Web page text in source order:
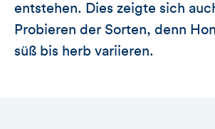
entstehen. Dies zeigte sich
Probieren der Sorten, denn
süß bis herb variieren.